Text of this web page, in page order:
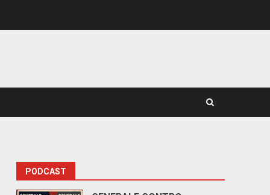
PODCAST